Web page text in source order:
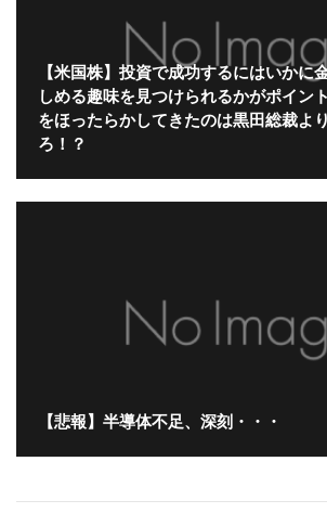
【米国株】投資で成功するにはいかに
しめる趣味を見つけられるかがポイン
をほったらかしてきたのは黒田総裁よ
ろ！？
【悲報】半導体不足、深刻・・・